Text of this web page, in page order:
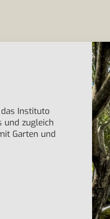
Instituto
und zugleich
Garten und